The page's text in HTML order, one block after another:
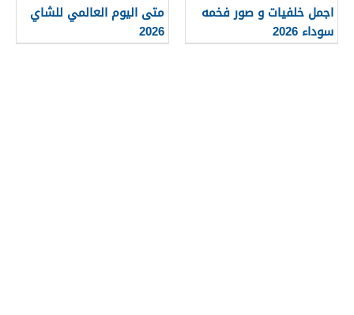
اجمل خلفيات و صور فخمه
سوداء 2026
متى اليوم العالمي للشاي
2026